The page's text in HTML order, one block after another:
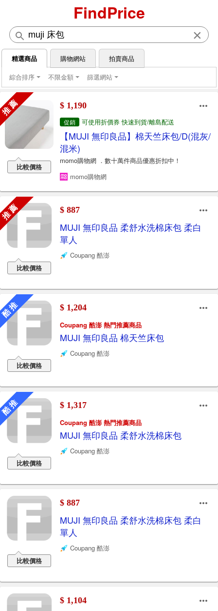
FindPrice
×
精選商品 購物網站
拍賣商品
綜合排序
不限金額 篩選網站
薦
比較價格
$ 1,190
促銷 可使用折價券 快速到貨/離島配送
【MUJI 無印良品】棉天竺床包/D(混灰/
混米)
momo購物網 ．數十萬件商品優惠折扣中！
momo購物網
薦
比較價格
$ 887
MUJI 無印良品 柔舒水洗棉床包 柔白
單人
Coupang 酷澎
推
比較價格
$ 1,204
Coupang 酷澎 熱門推薦商品
MUJI 無印良品 棉天竺床包
Coupang 酷澎
推
比較價格
$ 1,317
Coupang 酷澎 熱門推薦商品
MUJI 無印良品 柔舒水洗棉床包
Coupang 酷澎
比較價格
$ 887
MUJI 無印良品 柔舒水洗棉床包 柔白
單人
Coupang 酷澎
$ 1,104